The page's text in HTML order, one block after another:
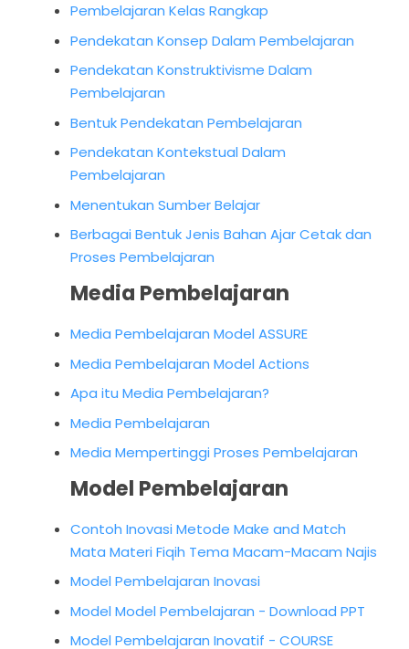
Pembelajaran Kelas Rangkap
Pendekatan Konsep Dalam Pembelajaran
Pendekatan Konstruktivisme Dalam
Pembelajaran
Bentuk Pendekatan Pembelajaran
Pendekatan Kontekstual Dalam
Pembelajaran
Menentukan Sumber Belajar
Berbagai Bentuk Jenis Bahan Ajar Cetak dan
Proses Pembelajaran
Media Pembelajaran
Media Pembelajaran Model ASSURE
Media Pembelajaran Model Actions
Apa itu Media Pembelajaran?
Media Pembelajaran
Media Mempertinggi Proses Pembelajaran
Model Pembelajaran
Contoh Inovasi Metode Make and Match
Mata Materi Fiqih Tema Macam-Macam Najis
Model Pembelajaran Inovasi
Model Model Pembelajaran - Download PPT
Model Pembelajaran Inovatif - COURSE